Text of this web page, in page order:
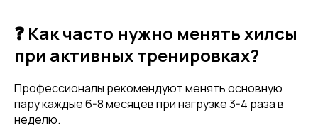
❓ Как часто нужно менять хилсы
при активных тренировках?
Профессионалы рекомендуют менять основную
пару каждые 6-8 месяцев при нагрузке 3-4 раза в
неделю.